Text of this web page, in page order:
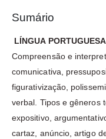
Sumário
LÍNGUA PORTUGUESA
Compreensão e
comunicativa,
figurativização,
verbal. Tipos e gêneros
expositivo,
cartaz, anúncio, artigo